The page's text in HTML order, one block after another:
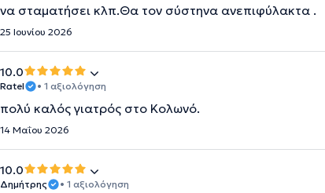
να σταματήσει κλπ.Θα τον σύστηνα ανεπιφύλακτα .
25 Ιουνίου 2026
10.0
Ratel • 1 αξιολόγηση
πολύ καλός γιατρός στο Κολωνό.
14 Μαΐου 2026
10.0
Δημήτρης • 1 αξιολόγηση